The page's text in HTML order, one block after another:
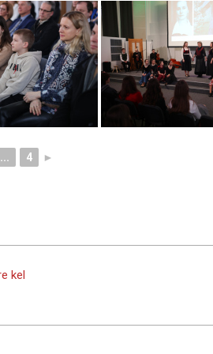
... 4 ►
kel